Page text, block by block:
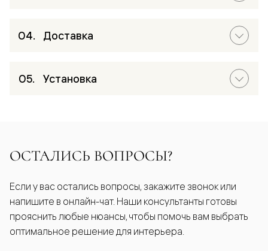
Доставка
Установка
ОСТАЛИСЬ ВОПРОСЫ?
Если у вас остались вопросы, закажите звонок или
напишите в онлайн-чат. Наши консультанты готовы
прояснить любые нюансы, чтобы помочь вам выбрать
оптимальное решение для интерьера.